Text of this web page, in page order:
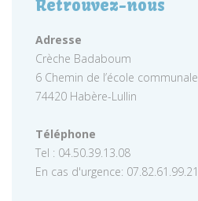
Retrouvez-nous
Adresse
Crèche Badaboum
6 Chemin de l’école communale
74420 Habère-Lullin
Téléphone
Tel : 04.50.39.13.08
En cas d'urgence: 07.82.61.99.21